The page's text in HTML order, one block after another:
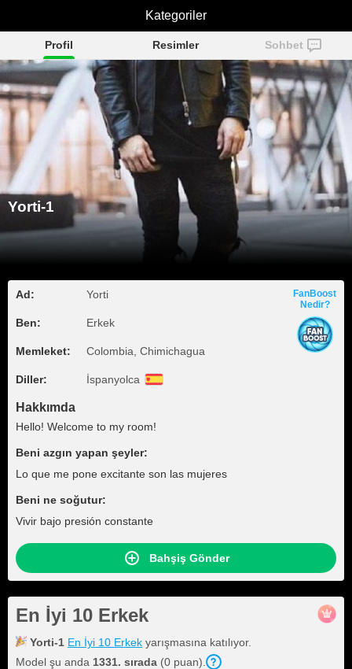
Yorti-1
Profil Resimler Sohbet
Yorti-1
Ad: Yorti
Ben: Erkek
Memleket: Colombia, Chimichagua
Diller: İspanyolca
FanBoost
Nedir?
Hakkımda
Hello! Welcome to my room!
Beni azgın yapan şeyler:
Lo que me pone excitante son las mujeres
Beni ne soğutur:
Vivir bajo presión constante
Bahşiş Gönder
En İyi 10 Erkek
Yorti-1 En İyi 10 Erkek yarışmasına katılıyor.
Model şu anda 1331. sırada (0 puan).
Kategoriler